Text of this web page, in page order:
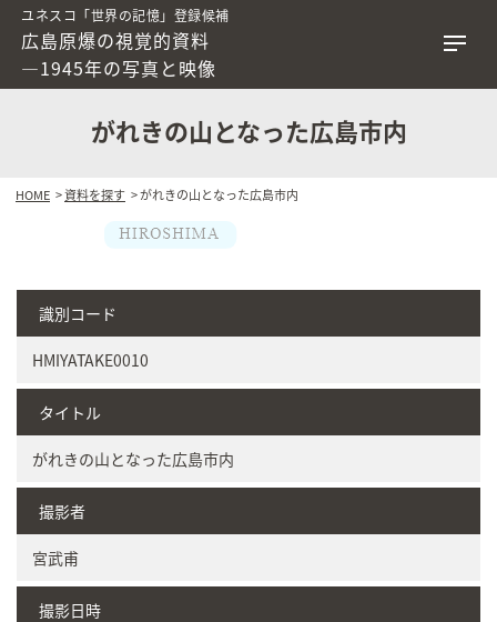
ユネスコ「世界の記憶」登録候補
広島原爆の視覚的資料
―1945年の写真と映像
がれきの山となった広島市内
HOME >資料を探す > がれきの山となった広島市内
識別コード
HMIYATAKE0010
タイトル
がれきの山となった広島市内
撮影者
宮武甫
撮影日時